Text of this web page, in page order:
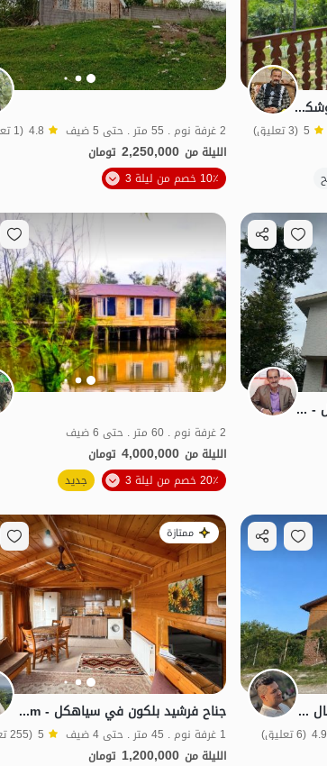
الموقع على الخريطة
ایجار نزل بیئی فی سیاهکل - تشوشکل - الوحده 3
5 (3 تعليق)
اقتصادي
2 غرفة نوم . 55 متر . حتى 5 ضيف 4.8 (1 تعليق)
الليلة من 2,250,000 تومان
10٪ خصم من ليلة 3
الموقع على الخريطة
استئجار منزل مفروش في سیاهکل - هيلستان - الدور 2
الموقع على الخريطة
2 غرفة نوم . 60 متر . حتى 6 ضيف
الليلة من 4,000,000 تومان
20٪ خصم من ليلة 3
جديد
استئجار جناح في سياهکل - شوشال - شهربانو 3
4.9 (6 تعليق)
ممتازة
جناح فرشيد بلكون في سياهکل - Azbrom
1 غرفة نوم . 45 متر . حتى 4 ضيف 5 (255 تعليق)
الليلة من 1,200,000 تومان